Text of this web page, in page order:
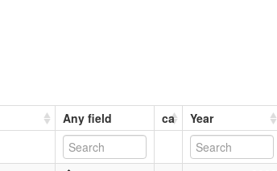
Any field ca Year